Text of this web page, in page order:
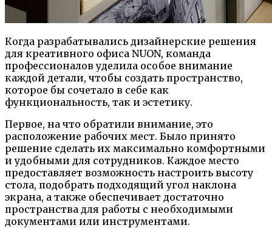
Когда разрабатывались дизайнерские решения
для креативного офиса NUON, команда
профессионалов уделила особое внимание
каждой детали, чтобы создать пространство,
которое бы сочетало в себе как
функциональность, так и эстетику.
Первое, на что обратили внимание, это
расположение рабочих мест. Было принято
решение сделать их максимально комфортными
и удобными для сотрудников. Каждое место
предоставляет возможность настроить высоту
стола, подобрать подходящий угол наклона
экрана, а также обеспечивает достаточно
пространства для работы с необходимыми
документами или инструментами.